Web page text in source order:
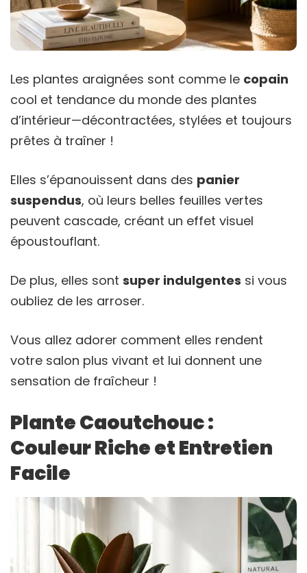
Les plantes araignées sont comme le copain
cool et tendance du monde des plantes
d’intérieur—décontractées, stylées et toujours
prêtes à traîner !
Elles s’épanouissent dans des panier
suspendus, où leurs belles feuilles vertes
peuvent cascade, créant un effet visuel
époustouflant.
De plus, elles sont super indulgentes si vous
oubliez de les arroser.
Vous allez adorer comment elles rendent
votre salon plus vivant et lui donnent une
sensation de fraîcheur !
Plante Caoutchouc :
Couleur Riche et Entretien
Facile